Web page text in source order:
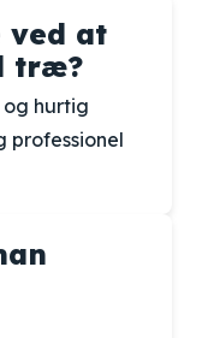
ved at
træ?
hurtig
professionel